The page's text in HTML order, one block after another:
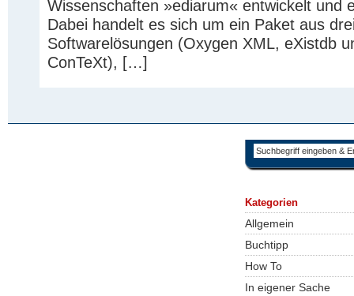
Wissenschaften »ediarum« entwickelt und
Dabei handelt es sich um ein Paket aus
Softwarelösungen (Oxygen XML, eXistdb
ConTeXt), […]
Kategorien
Allgemein
Buchtipp
How To
In eigener Sache